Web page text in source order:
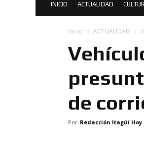
INICIO ACTUALIDAD
Inicio ACTUALIDAD
de
Por Redacción Itagüí Hoy